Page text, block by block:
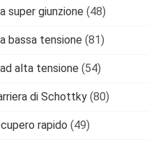
super giunzione (48)
bassa tensione (81)
alta tensione (54)
di Schottky (80)
rapido (49)